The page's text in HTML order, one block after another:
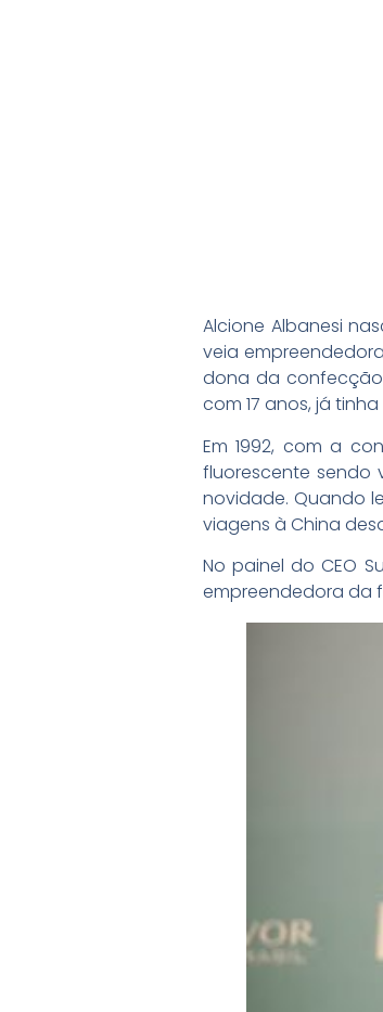
Alcione Albanesi
veia
dona da confecção
com 17 anos, já
Em 1992, com a
fluorescente sendo
novidade. Quando
viagens à China
No painel do CEO
empreendedora da